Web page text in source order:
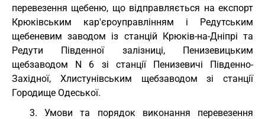
перевезення щебеню, що відправляється на експорт
Крюківським кар'єроуправлінням і Редутським
щебеневим заводом із станцій Крюків-на-Дніпрі та
Редути Південної залізниці, Пенизевицьким
щебзаводом N 6 зі станції Пенизевичі Південно-
Західної, Хлистунівським щебзаводом зі станції
Городище Одеської.
3. Умови та порядок виконання перевезення